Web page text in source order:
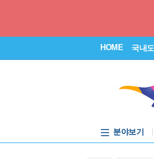
HOME 국내
분야보기